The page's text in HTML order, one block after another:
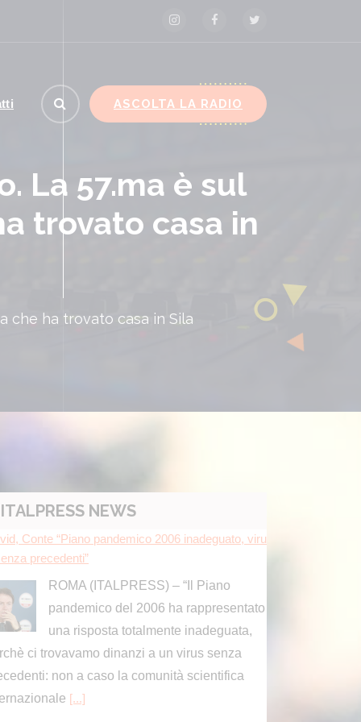
ASCOLTA LA RADIO
La 57.ma è sul
trovato casa in
che ha trovato casa in Sila
ITALPRESS NEWS
“Coesione e crescita”, ok dalla Giunta Schifani a
da oltre 220 milioni
Il disegno di legge “Coesione e
crescita” varato dalla giunta Schifani
vale complessivamente 221 milioni e
ai cittadini in tema di lotta al caro-vita